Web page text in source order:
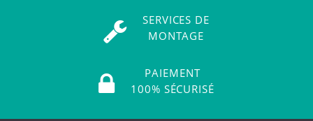
SERVICES DE
MONTAGE
PAIEMENT
100% SÉCURISÉ